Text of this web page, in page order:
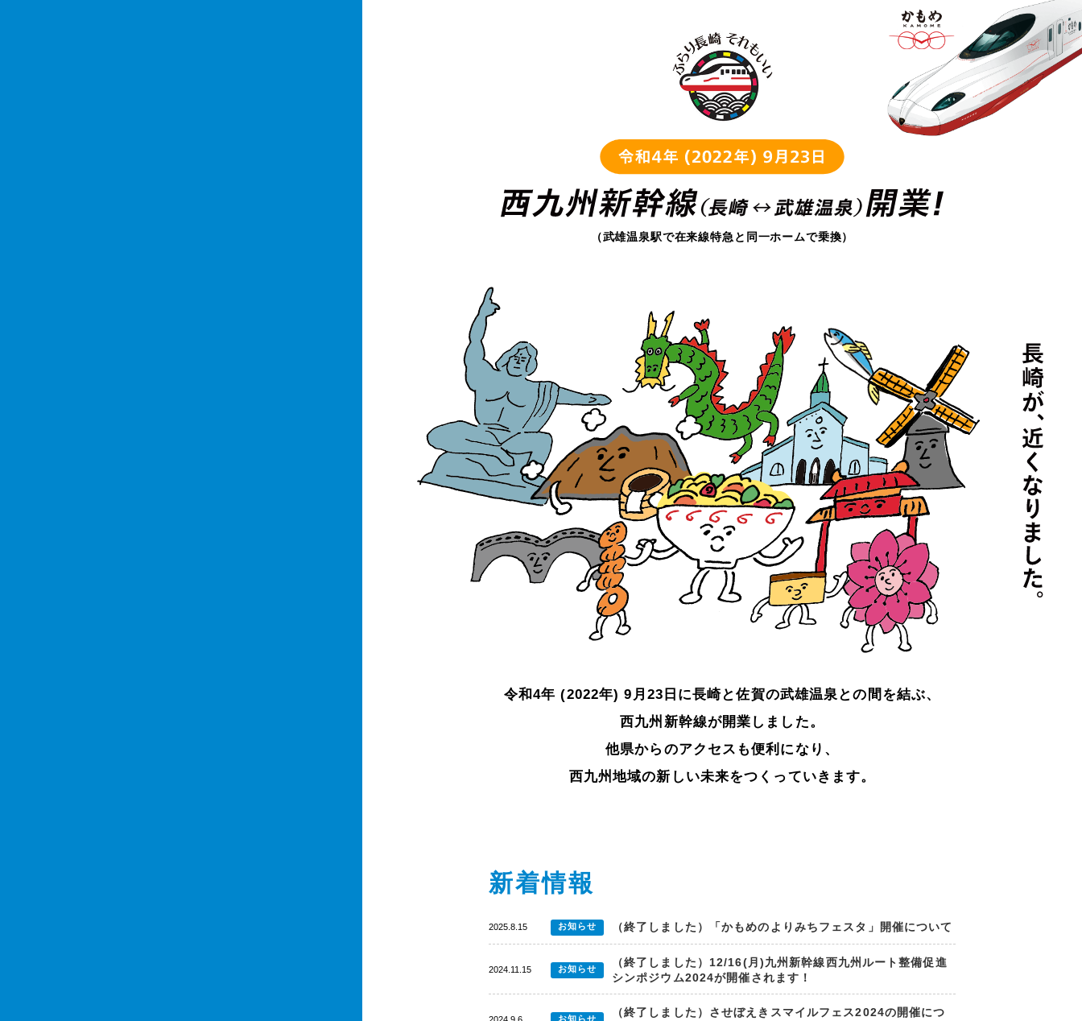
（武雄温泉駅で在来線特急と同一ホームで乗換）
令和4年 (2022年) 9月23日に長崎と佐賀の武雄温泉との間を結ぶ、
西九州新幹線が開業しました。
他県からのアクセスも便利になり、
西九州地域の新しい未来をつくっていきます。
新着情報
2025.8.15 お知らせ （終了しました）「かもめのよりみちフェスタ」開催について
2024.11.15 お知らせ
（終了しました）12/16(月)九州新幹線西九州ルート整備促進
シンポジウム2024が開催されます！
お知らせ
（終了しました）させぼえきスマイルフェス2024の開催につ